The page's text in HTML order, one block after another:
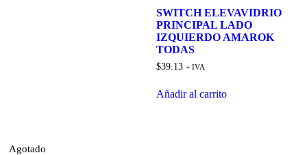
to
wishlist
SWITCH ELEVAVIDRIO
PRINCIPAL LADO
IZQUIERDO AMAROK
TODAS
$39.13 + IVA
Añadir al carrito
Agotado